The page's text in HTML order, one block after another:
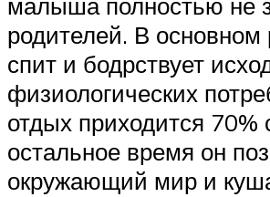
родителей. В основном
спит и бодрствует
физиологических
отдых приходится 70%
остальное время он
окружающий мир и